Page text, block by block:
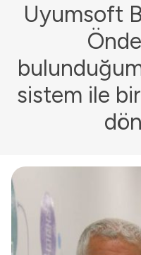
Uyumsoft
sistem ile